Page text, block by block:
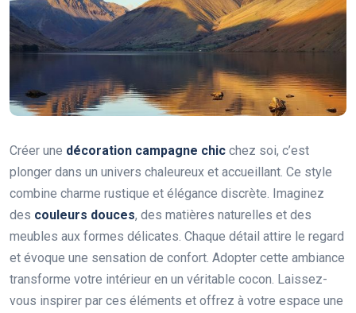
Créer une décoration campagne chic chez soi, c’est
plonger dans un univers chaleureux et accueillant. Ce style
combine charme rustique et élégance discrète. Imaginez
des couleurs douces, des matières naturelles et des
meubles aux formes délicates. Chaque détail attire le regard
et évoque une sensation de confort. Adopter cette ambiance
transforme votre intérieur en un véritable cocon. Laissez-
vous inspirer par ces éléments et offrez à votre espace une